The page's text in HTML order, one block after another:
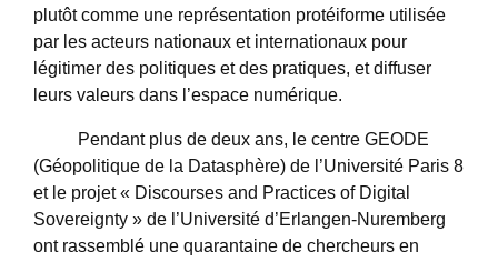
plutôt comme une représentation protéiforme utilisée
par les acteurs nationaux et internationaux pour
légitimer des politiques et des pratiques, et diffuser
leurs valeurs dans l’espace numérique.
Pendant plus de deux ans, le centre GEODE
(Géopolitique de la Datasphère) de l’Université Paris 8
et le projet « Discourses and Practices of Digital
Sovereignty » de l’Université d’Erlangen-Nuremberg
ont rassemblé une quarantaine de chercheurs en